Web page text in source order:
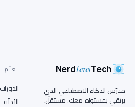
NerdLevelTech
مدرّس الذكاء الاصطناعي الذي
يرتقي بمستواه معك. مستقلّ،
تعلَّم
الدورات
الأدلّة